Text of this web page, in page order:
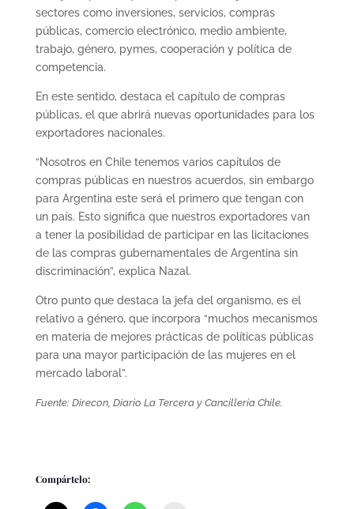
sectores como inversiones, servicios, compras
públicas, comercio electrónico, medio ambiente,
trabajo, género, pymes, cooperación y política de
competencia.
En este sentido, destaca el capítulo de compras
públicas, el que abrirá nuevas oportunidades para los
exportadores nacionales.
“Nosotros en Chile tenemos varios capítulos de
compras públicas en nuestros acuerdos, sin embargo
para Argentina este será el primero que tengan con
un país. Esto significa que nuestros exportadores van
a tener la posibilidad de participar en las licitaciones
de las compras gubernamentales de Argentina sin
discriminación”, explica Nazal.
Otro punto que destaca la jefa del organismo, es el
relativo a género, que incorpora “muchos mecanismos
en materia de mejores prácticas de políticas públicas
para una mayor participación de las mujeres en el
mercado laboral”.
Fuente: Direcon, Diario La Tercera y Cancillería Chile.
Compártelo: